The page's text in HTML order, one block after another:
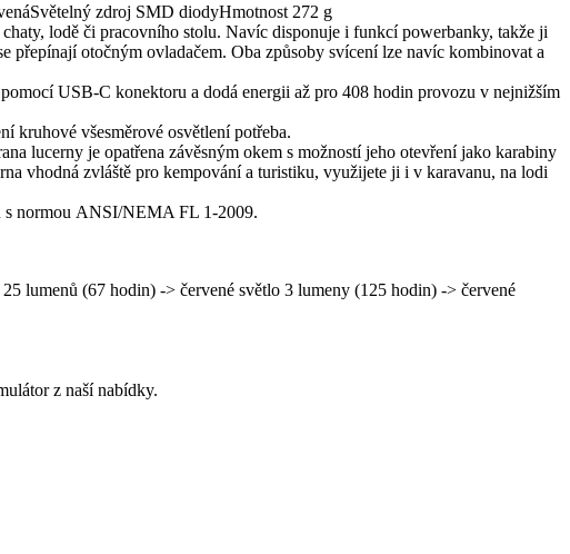
zdroj SMD diodyHmotnost 272 g
lodě či pracovního stolu. Navíc disponuje i funkcí powerbanky, takže ji
otočným ovladačem. Oba způsoby svícení lze navíc kombinovat a
USB-C konektoru a dodá energii až pro 408 hodin provozu v nejnižším
kruhové všesměrové osvětlení potřeba.
lucerny je opatřena závěsným okem s možností jeho otevření jako karabiny
vhodná zvláště pro kempování a turistiku, využijete ji i v karavanu, na lodi
s normou ANSI/NEMA FL 1-2009.
lumenů (67 hodin) -> červené světlo 3 lumeny (125 hodin) -> červené
z naší nabídky.